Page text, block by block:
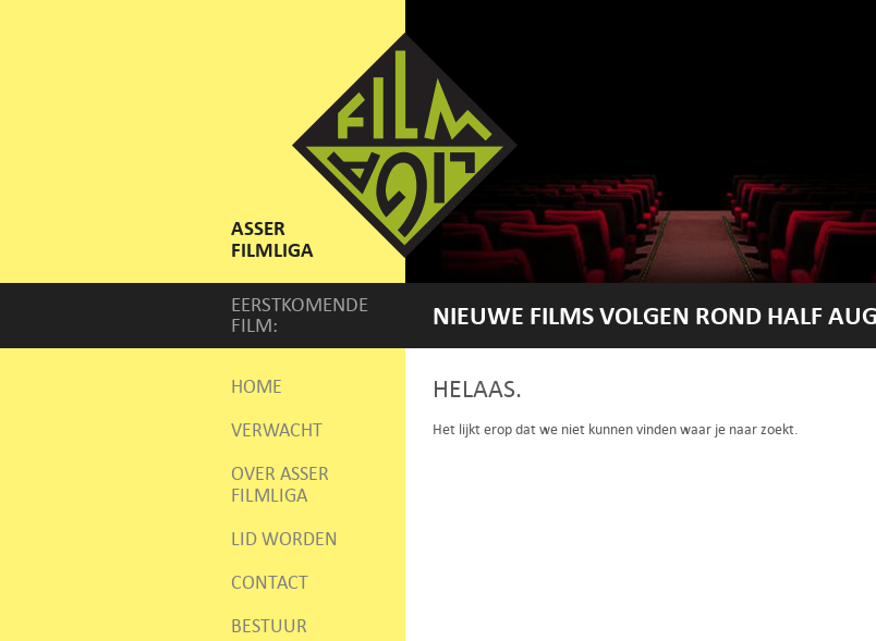
ASSER
FILMLIGA
EERSTKOMENDE
FILM:
NIEUWE FILMS VOLGEN ROND HALF
HOME
VERWACHT
OVER ASSER
FILMLIGA
LID WORDEN
CONTACT
BESTUUR
HELAAS.
Het lijkt erop dat we niet kunnen vinden waar je naar zoekt.